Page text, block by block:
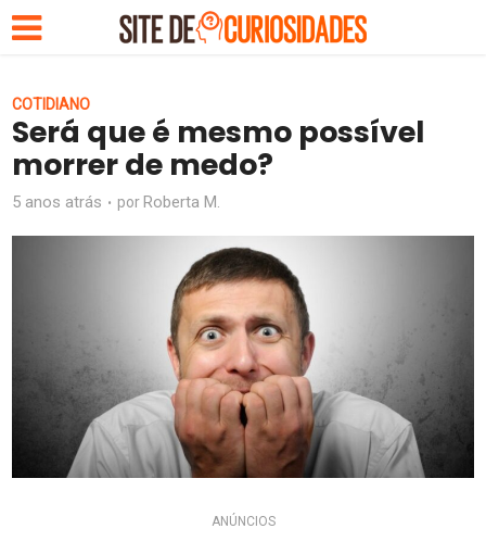
COTIDIANO
Será que é mesmo possível
morrer de medo?
5 anos atrás por Roberta M.
ANÚNCIOS